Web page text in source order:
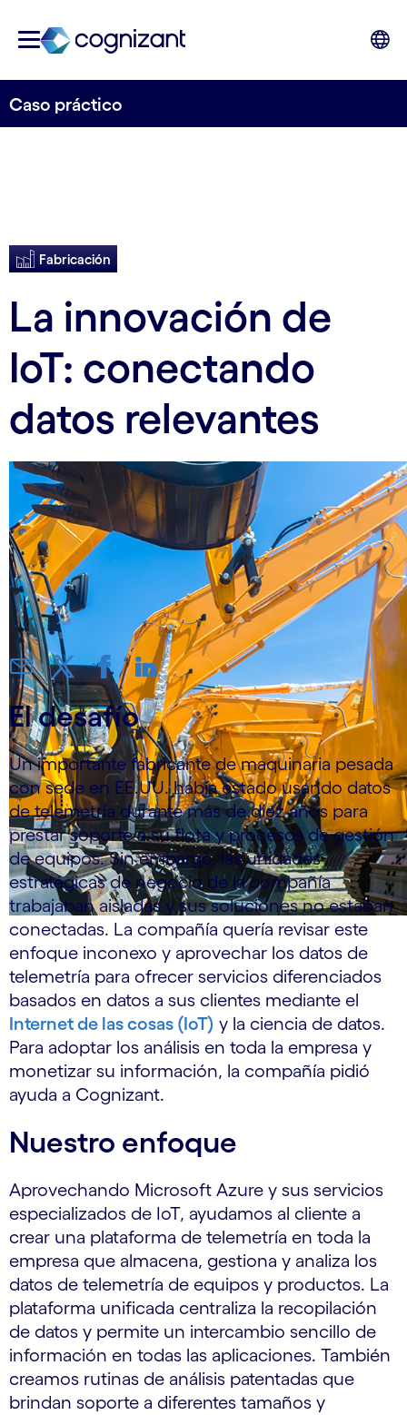
Caso práctico
Fabricación
La innovación de
IoT: conectando
datos relevantes
El desafío
Un importante fabricante de maquinaria pesada
con sede en EE.UU. había estado usando datos
de telemetría durante más de diez años para
prestar soporte a su flota y procesos de gestión
de equipos. Sin embargo, las unidades
estratégicas de negocio de la compañía
trabajaban aisladas y sus soluciones no estaban
conectadas. La compañía quería revisar este
enfoque inconexo y aprovechar los datos de
telemetría para ofrecer servicios diferenciados
basados en datos a sus clientes mediante el
Internet de las cosas (IoT) y la ciencia de datos.
Para adoptar los análisis en toda la empresa y
monetizar su información, la compañía pidió
ayuda a Cognizant.
Nuestro enfoque
Aprovechando Microsoft Azure y sus servicios
especializados de IoT, ayudamos al cliente a
crear una plataforma de telemetría en toda la
empresa que almacena, gestiona y analiza los
datos de telemetría de equipos y productos. La
plataforma unificada centraliza la recopilación
de datos y permite un intercambio sencillo de
información en todas las aplicaciones. También
creamos rutinas de análisis patentadas que
brindan soporte a diferentes tamaños y